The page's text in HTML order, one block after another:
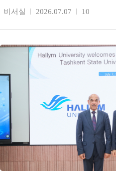
교류회'를 개최했다. 최 총장
비서실 2026.07.07 10